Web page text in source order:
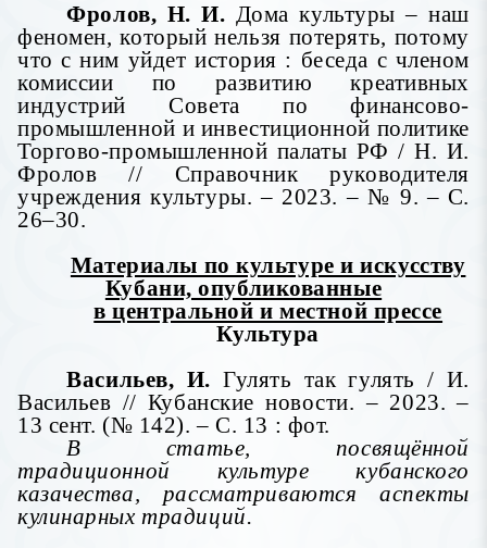
Фролов, Н. И. Дома культуры – наш
феномен, который нельзя потерять, потому
что с ним уйдет история : беседа с членом
комиссии по развитию креативных
индустрий Совета по финансово-
промышленной и инвестиционной политике
Торгово-промышленной палаты РФ / Н. И.
Фролов // Справочник руководителя
учреждения культуры. – 2023. – № 9. – С.
26–30.
Материалы по культуре и искусству
Кубани, опубликованные
в центральной и местной прессе
Культура
Васильев, И. Гулять так гулять / И.
Васильев // Кубанские новости. – 2023. –
13 сент. (№ 142). – С. 13 : фот.
В статье, посвящённой
традиционной культуре кубанского
казачества, рассматриваются аспекты
кулинарных традиций.